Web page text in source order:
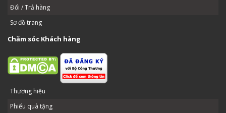
Đổi / Trả hàng
Sơ đồ trang
Chăm sóc Khách hàng
Thương hiệu
Phiếu quà tặng